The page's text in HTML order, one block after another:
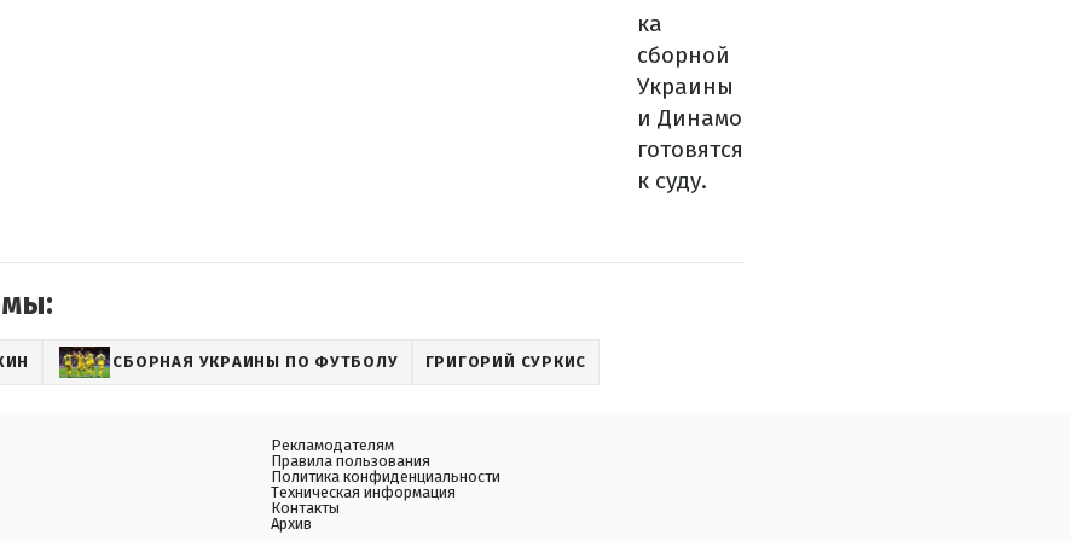
ка
сборной
Украины
и Динамо
готовятся
к суду.
СБОРНАЯ УКРАИНЫ ПО ФУТБОЛУ ГРИГОРИЙ СУРКИС
Рекламодателям
Правила пользования
Политика конфиденциальности
Техническая информация
Контакты
Архив